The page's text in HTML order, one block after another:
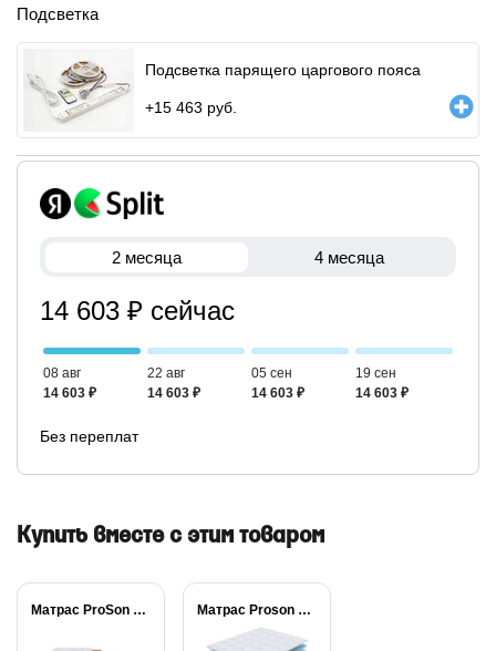
Подсветка
Подсветка парящего царгового пояса
+15 463 руб.
2 месяца 4 месяца
14 603 ₽ сейчас
08 авг
14 603 ₽
22 авг
14 603 ₽
05 сен
14 603 ₽
19 сен
14 603 ₽
Без переплат
Купить вместе с этим товаром
Матрас ProSon Lux... Матрас Proson Sova...